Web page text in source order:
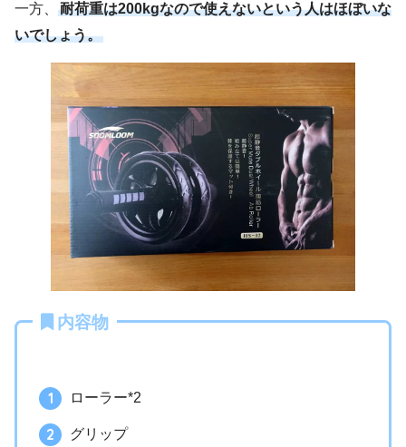
一方、
耐荷重は200kgなので使えないという人はほぼいな
いでしょう。
内容物
ローラー*2
グリップ